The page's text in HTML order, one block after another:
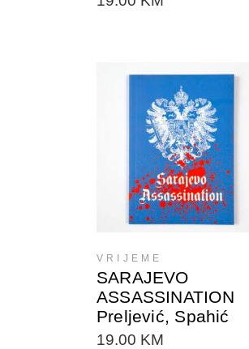
DODAJTE U KORPU
VRIJEME
SARAJEVO
ASSASSINATION
Preljević, Spahić
19.00 KM